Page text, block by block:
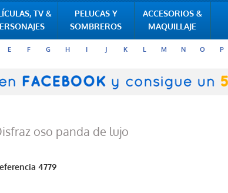
TV &
PELUCAS Y
SOMBREROS
ACCESORIOS &
MAQUILLAJE
E F G H I J K L M N O P
oso panda de lujo
4779